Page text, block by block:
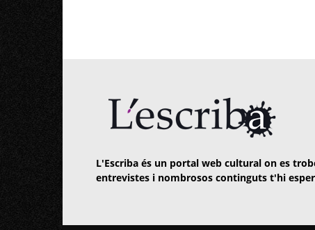
L'Escriba és un portal web cultural on es
entrevistes i nombrosos continguts t'hi